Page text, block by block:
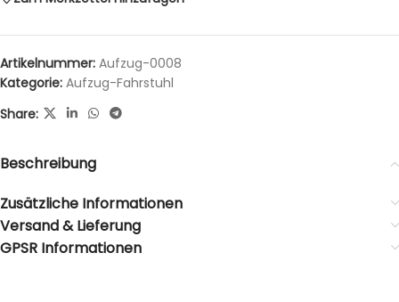
Artikelnummer: Aufzug-0008
Kategorie: Aufzug-Fahrstuhl
Share:
Beschreibung
Zusätzliche Informationen
Versand & Lieferung
GPSR Informationen